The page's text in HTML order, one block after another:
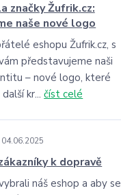
značky Žufrik.cz:
naše nové logo
eshopu Žufrik.cz, s
představujeme naši
– nové logo, které
kr...číst celé
04.06.2025
k dopravě
náš eshop a aby se